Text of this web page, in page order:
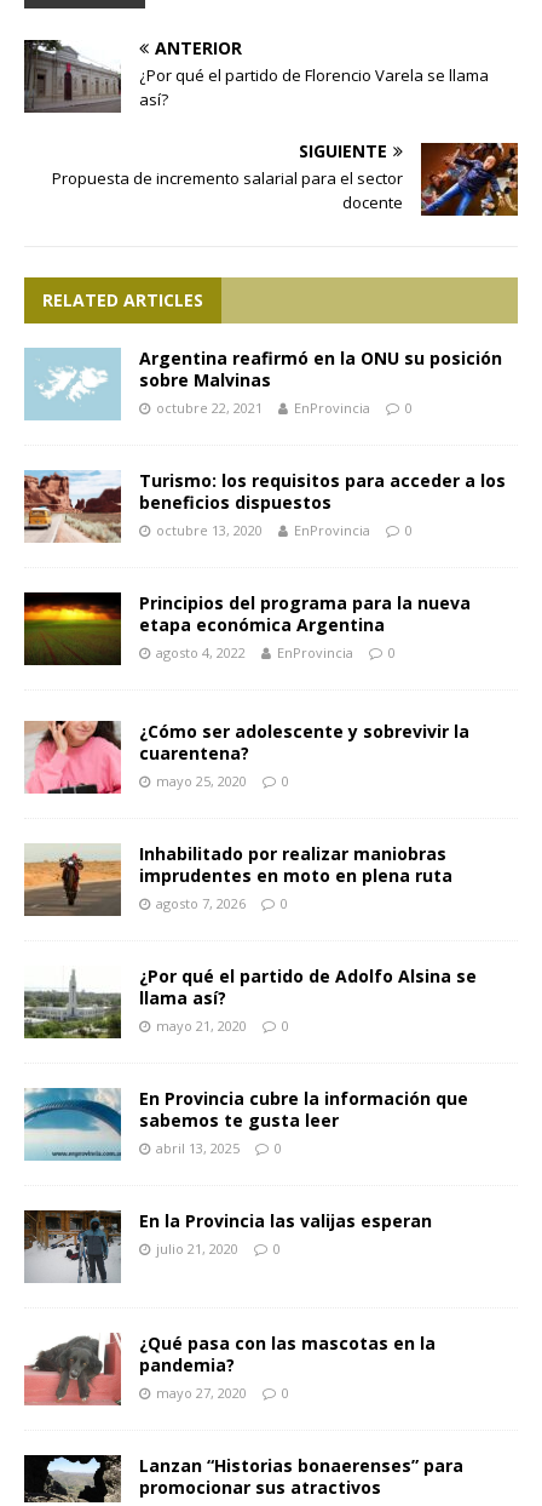
ANTERIOR
¿Por qué el partido de Florencio Varela se llama
así?
SIGUIENTE
Propuesta de incremento salarial para el sector
docente
RELATED ARTICLES
Argentina reafirmó en la ONU su posición
sobre Malvinas
octubre 22, 2021 EnProvincia 0
Turismo: los requisitos para acceder a los
beneficios dispuestos
octubre 13, 2020 EnProvincia 0
Principios del programa para la nueva
etapa económica Argentina
agosto 4, 2022 EnProvincia 0
¿Cómo ser adolescente y sobrevivir la
cuarentena?
mayo 25, 2020 0
Inhabilitado por realizar maniobras
imprudentes en moto en plena ruta
agosto 7, 2026 0
¿Por qué el partido de Adolfo Alsina se
llama así?
mayo 21, 2020 0
En Provincia cubre la información que
sabemos te gusta leer
abril 13, 2025 0
En la Provincia las valijas esperan
julio 21, 2020 0
¿Qué pasa con las mascotas en la
pandemia?
mayo 27, 2020 0
Lanzan “Historias bonaerenses” para
promocionar sus atractivos